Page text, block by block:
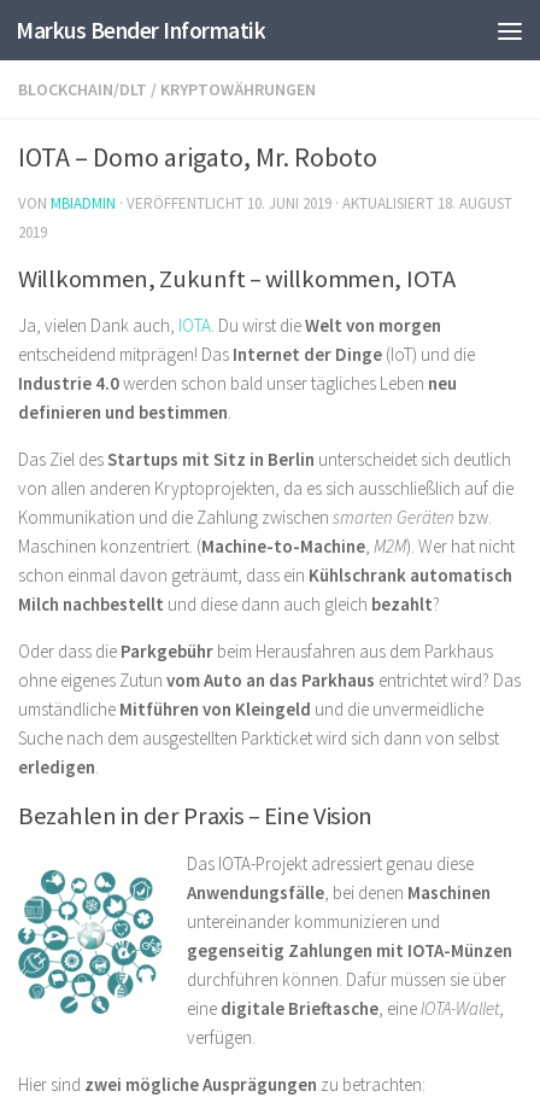
Skip to content
Markus Bender Informatik
BLOCKCHAIN/DLT / KRYPTOWÄHRUNGEN
IOTA – Domo arigato, Mr. Roboto
VON MBIADMIN · VERÖFFENTLICHT 10. JUNI 2019 · AKTUALISIERT 18. AUGUST
2019
Willkommen, Zukunft – willkommen, IOTA
Ja, vielen Dank auch, IOTA. Du wirst dieWelt von morgen
entscheidend mitprägen! Das Internet der Dinge (IoT) und die
Industrie 4.0werden schon bald unser tägliches Leben neu
definieren und bestimmen.
Das Ziel desStartups mit Sitz in Berlin unterscheidet sich deutlich
von allen anderen Kryptoprojekten, da es sich ausschließlich auf die
Kommunikation und die Zahlung zwischen smarten Geräten bzw.
Maschinen konzentriert. (Machine-to-Machine, M2M). Wer hat nicht
schon einmal davon geträumt, dass ein Kühlschrank automatisch
Milch nachbestellt und diese dann auch gleich bezahlt?
Oder dass die Parkgebühr beim Herausfahren aus dem Parkhaus
ohne eigenes Zutun vom Auto an das Parkhaus entrichtet wird? Das
umständliche Mitführen von Kleingeld und die unvermeidliche
Suche nach dem ausgestellten Parkticket wird sich dann von selbst
erledigen.
Bezahlen in der Praxis – Eine Vision
Das IOTA-Projekt adressiert genau diese
Anwendungsfälle, bei denen Maschinen
untereinander kommunizieren und
gegenseitig Zahlungen mit IOTA-Münzen
durchführen können. Dafür müssen sie über
eine digitale Brieftasche, eineIOTA-Wallet,
verfügen.
Hier sind zwei mögliche Ausprägungen zu betrachten: